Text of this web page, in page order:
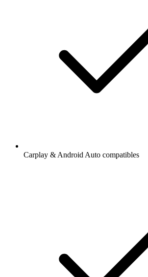
Carplay & Android Auto compatibles